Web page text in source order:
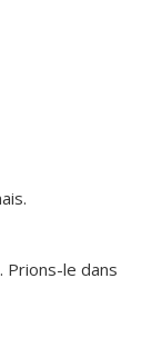
Prions-le dans